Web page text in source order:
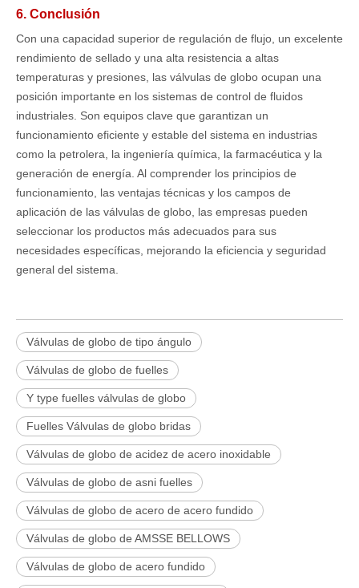
6. Conclusión
Con una capacidad superior de regulación de flujo, un excelente
rendimiento de sellado y una alta resistencia a altas
temperaturas y presiones, las válvulas de globo ocupan una
posición importante en los sistemas de control de fluidos
industriales. Son equipos clave que garantizan un
funcionamiento eficiente y estable del sistema en industrias
como la petrolera, la ingeniería química, la farmacéutica y la
generación de energía. Al comprender los principios de
funcionamiento, las ventajas técnicas y los campos de
aplicación de las válvulas de globo, las empresas pueden
seleccionar los productos más adecuados para sus
necesidades específicas, mejorando la eficiencia y seguridad
general del sistema.
Válvulas de globo de tipo ángulo
Válvulas de globo de fuelles
Y type fuelles válvulas de globo
Fuelles Válvulas de globo bridas
Válvulas de globo de acidez de acero inoxidable
Válvulas de globo de asni fuelles
Válvulas de globo de acero de acero fundido
Válvulas de globo de AMSSE BELLOWS
Válvulas de globo de acero fundido